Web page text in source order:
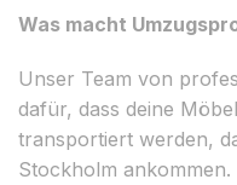
Was macht
Unser Team von
dafür, dass deine
transportiert werden,
Stockholm